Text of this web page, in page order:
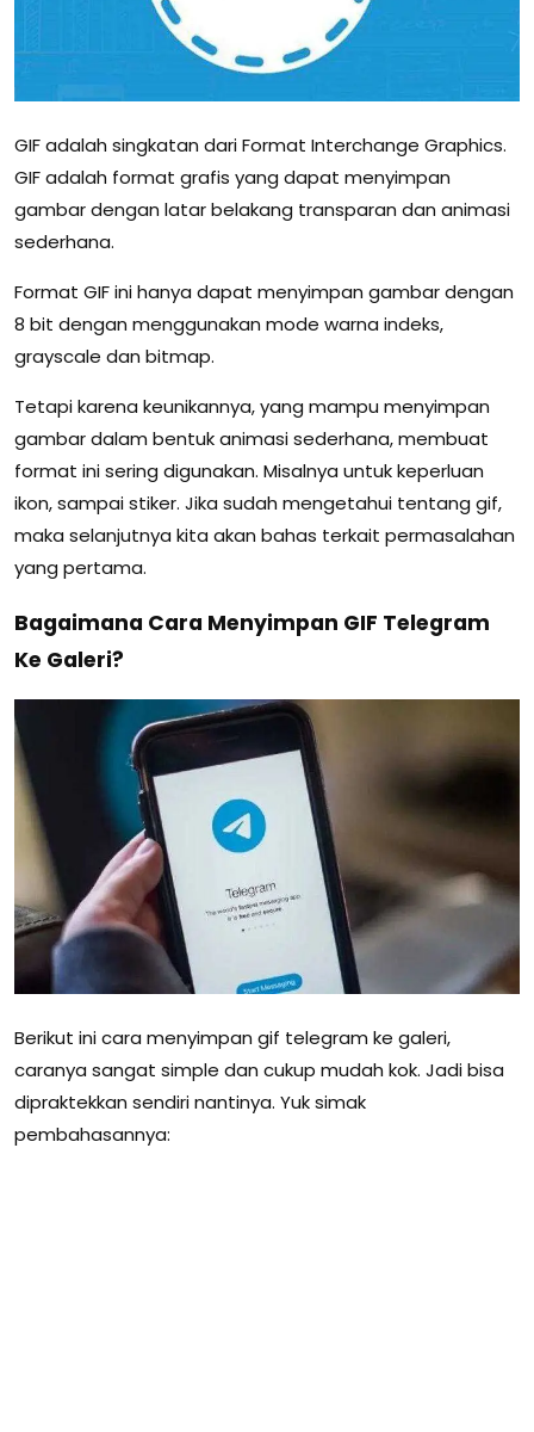
GIF adalah singkatan dari Format Interchange Graphics.
GIF adalah format grafis yang dapat menyimpan
gambar dengan latar belakang transparan dan animasi
sederhana.
Format GIF ini hanya dapat menyimpan gambar dengan
8 bit dengan menggunakan mode warna indeks,
grayscale dan bitmap.
Tetapi karena keunikannya, yang mampu menyimpan
gambar dalam bentuk animasi sederhana, membuat
format ini sering digunakan. Misalnya untuk keperluan
ikon, sampai stiker. Jika sudah mengetahui tentang gif,
maka selanjutnya kita akan bahas terkait permasalahan
yang pertama.
Bagaimana Cara Menyimpan GIF Telegram
Ke Galeri?
Berikut ini cara menyimpan gif telegram ke galeri,
caranya sangat simple dan cukup mudah kok. Jadi bisa
dipraktekkan sendiri nantinya. Yuk simak
pembahasannya: